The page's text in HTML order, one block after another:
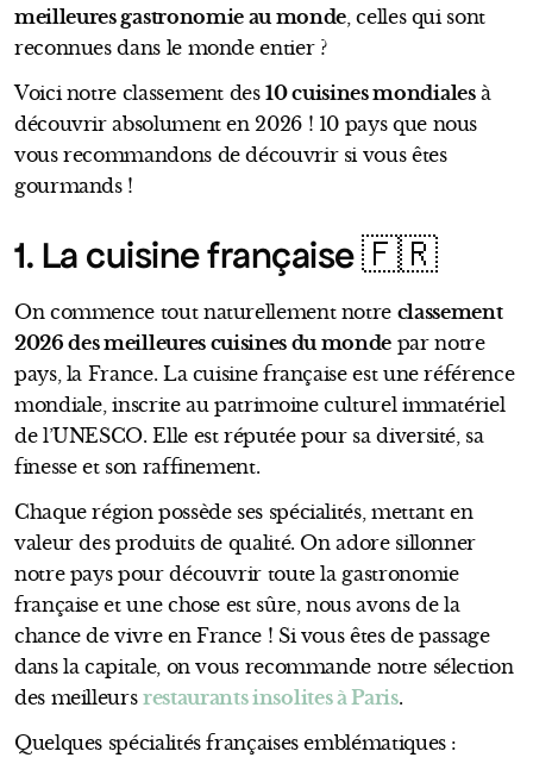
meilleures gastronomie au monde, celles qui sont
reconnues dans le monde entier ?
Voici notre classement des10 cuisines mondialesà
découvrir absolument en 2026 ! 10 pays que nous
vous recommandons de découvrir si vous êtes
gourmands !
1. La cuisine française 🇫🇷
On commence tout naturellement notre classement
2026 des meilleures cuisines du monde par notre
pays, la France. La cuisine française est une référence
mondiale, inscrite au patrimoine culturel immatériel
de l’UNESCO. Elle est réputée pour sa diversité, sa
finesse et son raffinement.
Chaque région possède ses spécialités, mettant en
valeur des produits de qualité. On adore sillonner
notre pays pour découvrir toute la gastronomie
française et une chose est sûre, nous avons de la
chance de vivre en France ! Si vous êtes de passage
dans la capitale, on vous recommande notre sélection
des meilleurs restaurants insolites à Paris.
Quelques spécialités françaises emblématiques :